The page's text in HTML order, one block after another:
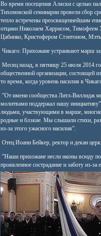
Во время посещения Аляски с целью
Тихоновской семинарии провели сбор
тепло встречены преосвященнейшим
отцами Николаем Харрисом, Тимофеем
Цабинко, Кристофером Стэнтоном,
Чикаго: Прихожане устраивают марш
Месяц назад, в пятницу 25 июля 2014
общественной организации, состоящей
то время, когда уровень насилия в
”От имени сообщества Литл-Виллидж
молитвами поддержал нашу
людьми, участвующими в марше, многие
родные и блзкие. Мы слышали стихи,
из-за этого ужасного насилия”.
Отец Иоанн Бейкер, ректор и декан
”Наши прихожане несли иконы всюду
проявленное сострадание и заботу из-